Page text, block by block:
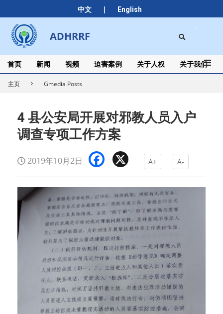
中文 | English
to
content
ADHRRF
Secondary
Navigation
Menu
首页 新闻 视频 迫害案例 关于人权 关于我们
主页 Gmedia Posts
4 县公安局开展对邪教人员入户
调查专项工作方案
2019年10月2日 Facebook A+ A-